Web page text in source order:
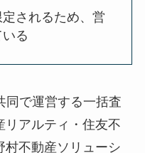
されるため、営
る
同で運営する一括査
リアルティ・住友不
村不動産ソリューシ